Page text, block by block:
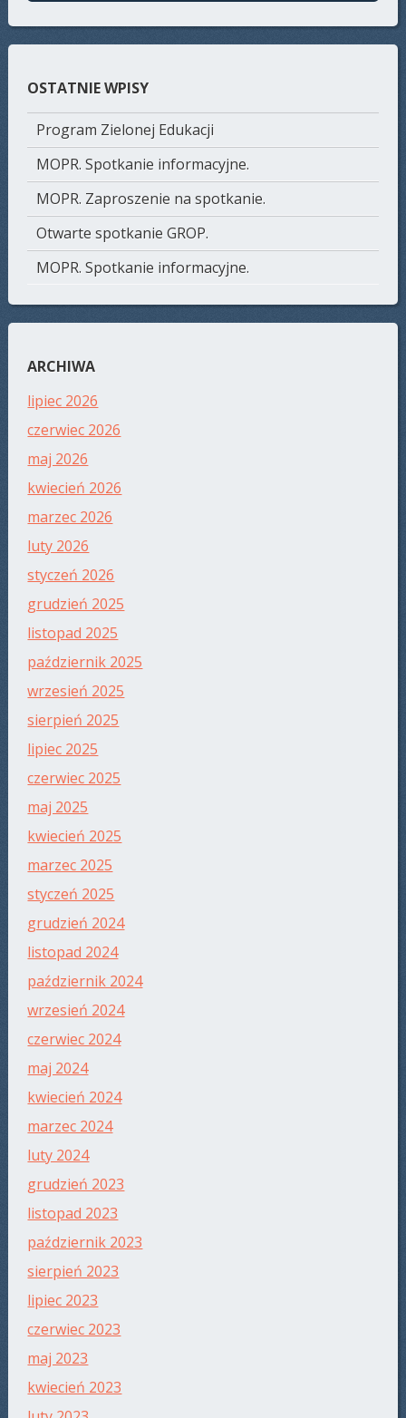
OSTATNIE WPISY
Program Zielonej Edukacji
MOPR. Spotkanie informacyjne.
MOPR. Zaproszenie na spotkanie.
Otwarte spotkanie GROP.
MOPR. Spotkanie informacyjne.
ARCHIWA
lipiec 2026
czerwiec 2026
maj 2026
kwiecień 2026
marzec 2026
luty 2026
styczeń 2026
grudzień 2025
listopad 2025
październik 2025
wrzesień 2025
sierpień 2025
lipiec 2025
czerwiec 2025
maj 2025
kwiecień 2025
marzec 2025
styczeń 2025
grudzień 2024
listopad 2024
październik 2024
wrzesień 2024
czerwiec 2024
maj 2024
kwiecień 2024
marzec 2024
luty 2024
grudzień 2023
listopad 2023
październik 2023
sierpień 2023
lipiec 2023
czerwiec 2023
maj 2023
kwiecień 2023